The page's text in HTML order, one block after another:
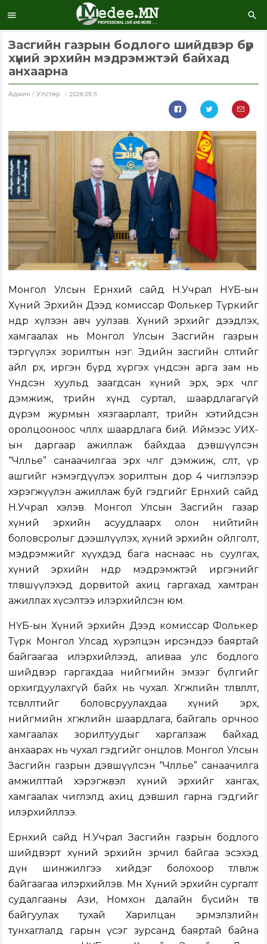
Засгийн газрын бодлого шийдвэр бүр
хүний эрхийн мэдрэмжтэй байхад
анхаарна
Aдмин / Улстөр 2026.05.11
Монгол Улсын Ерөнхий сайд Н.Учрал НҮБ-ын
Хүний Эрхийн Дээд комиссар Фолькер Түркийг
өнөөдөр хүлээн авч уулзав. Хүний эрхийг дээдлэх,
хамгаалах нь Монгол Улсын Засгийн газрын
тэргүүлэх зорилтын нэг. Эдийн засгийн өсөлтийг
айл өрх, иргэн бүрд хүргэх үндсэн арга зам нь
Үндсэн хуульд заагдсан хүний эрх, эрх чөлөөг
дэмжиж, төрийн хүнд суртал, шаардлагагүй
дүрэм журмын хязгаарлалт, төрийн хэтийдсэн
оролцооноос чөлөөлөх шаардлага бий. Иймээс УИХ-
ын даргаар ажиллаж байхдаа дэвшүүлсэн
“Чөлөөлье” санаачилгаа эрх чөлөөг дэмжиж, өсөлт, үр
ашгийг нэмэгдүүлэх зорилтын дор 4 чиглэлээр
хэрэгжүүлэн ажиллаж буй гэдгийг Ерөнхий сайд
Н.Учрал хэлэв. Монгол Улсын Засгийн газар
хүний эрхийн асуудлаарх олон нийтийн
боловсролыг дээшлүүлэх, хүний эрхийн ойлголт,
мэдрэмжийг хүүхдэд бага наснаас нь суулгах,
хүний эрхийн өндөр мэдрэмжтэй иргэнийг
төлөвшүүлэхэд дорвитой ахиц гаргахад хамтран
ажиллах хүсэлтээ илэрхийлсэн юм.
НҮБ-ын Хүний эрхийн Дээд комиссар Фолькер
Түрк Монгол Улсад хүрэлцэн ирсэндээ баяртай
байгаагаа илэрхийлээд, аливаа улс бодлого
шийдвэр гаргахдаа нийгмийн эмзэг бүлгийг
орхигдуулахгүй байх нь чухал. Хөгжлийн төлөвлөлт,
төсөвлөлтийг боловсруулахдаа хүний эрх,
нийгмийн хөгжлийн шаардлага, байгаль орчноо
хамгаалах зорилтуудыг харгалзаж байхад
анхаарах нь чухал гэдгийг онцлов. Монгол Улсын
Засгийн газрын дэвшүүлсэн “Чөлөөлье” санаачилга
амжилттай хэрэгжвэл хүний эрхийг хангах,
хамгаалах чиглэлд ахиц дэвшил гарна гэдгийг
илэрхийллээ.
Ерөнхий сайд Н.Учрал Засгийн газрын бодлого
шийдвэрт хүний эрхийн зөрчил байгаа эсэхэд
дүн шинжилгээ хийдэг болохоор төлөвлөж
байгаагаа илэрхийлэв. Мөн Хүний эрхийн сургалт
судалгааны Ази, Номхон далайн бүсийн төв
байгуулах тухай Харилцан эрмэлзлийн
тунхаглалд гарын үсэг зурсанд баяртай байна